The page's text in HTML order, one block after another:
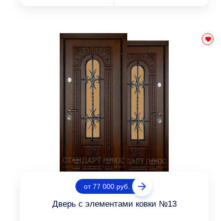
от 77 000 руб.
Дверь с элементами ковки №13